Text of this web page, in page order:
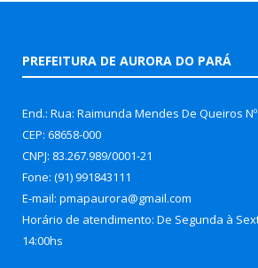
PREFEITURA DE AURORA DO PARÁ
End.: Rua: Raimunda Mendes De Queiros
CEP: 68658-000
CNPJ: 83.267.989/0001-21
Fone: (91) 991843111
E-mail: pmapaurora@gmail.com
Horário de atendimento: De Segunda à
14:00hs